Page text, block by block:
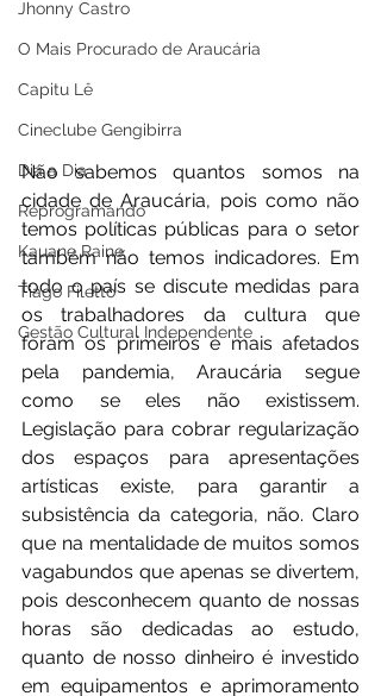
Jhonny Castro
O Mais Procurado de Araucária
Capitu Lê
Cineclube Gengibirra
Dia a Dia
Reprogramando
Kauane Raine
Tiago Filetto
Gestão Cultural Independente
Não sabemos quantos somos na
cidade de Araucária, pois como não
temos políticas públicas para o setor
também não temos indicadores. Em
todo o país se discute medidas para
os trabalhadores da cultura que
foram os primeiros e mais afetados
pela pandemia, Araucária segue
como se eles não existissem.
Legislação para cobrar regularização
dos espaços para apresentações
artísticas existe, para garantir a
subsistência da categoria, não. Claro
que na mentalidade de muitos somos
vagabundos que apenas se divertem,
pois desconhecem quanto de nossas
horas são dedicadas ao estudo,
quanto de nosso dinheiro é investido
em equipamentos e aprimoramento